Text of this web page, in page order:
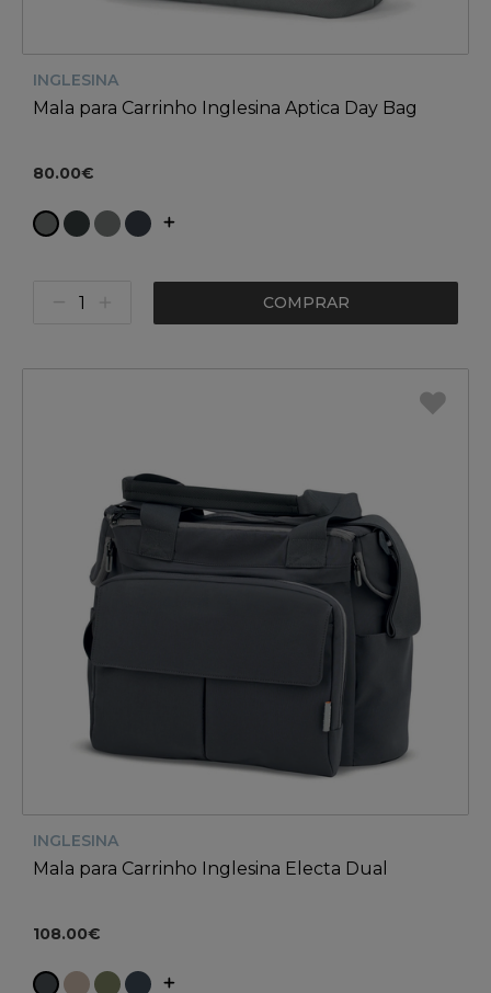
INGLESINA
Mala para Carrinho Inglesina Aptica Day Bag
80.00€
COMPRAR
INGLESINA
Mala para Carrinho Inglesina Electa Dual
108.00€